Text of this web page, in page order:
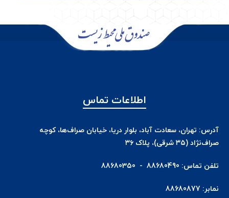
اطلاعات تماس
آدرس: تهران، سعادت آباد، بلوار دریا، خیابان صراف‌ها، کوچه
صراف‌نژاد (۳۵ شرقی)، پلاک ۳۶
تلفن تماس: 88680490 - 88680350
نمابر: 88680877